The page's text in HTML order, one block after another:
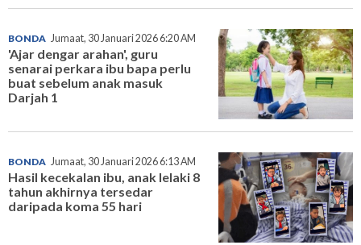
BONDA Jumaat, 30 Januari 2026 6:20 AM
'Ajar dengar arahan', guru
senarai perkara ibu bapa perlu
buat sebelum anak masuk
Darjah 1
BONDA Jumaat, 30 Januari 2026 6:13 AM
Hasil kecekalan ibu, anak lelaki 8
tahun akhirnya tersedar
daripada koma 55 hari